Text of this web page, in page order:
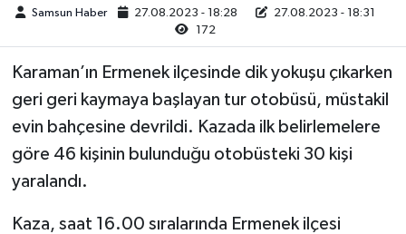
Samsun Haber 27.08.2023 - 18:28
27.08.2023 - 18:31
172
Karaman’ın Ermenek ilçesinde dik yokuşu çıkarken
geri geri kaymaya başlayan tur otobüsü, müstakil
evin bahçesine devrildi. Kazada ilk belirlemelere
göre 46 kişinin bulunduğu otobüsteki 30 kişi
yaralandı.
Kaza, saat 16.00 sıralarında Ermenek ilçesi